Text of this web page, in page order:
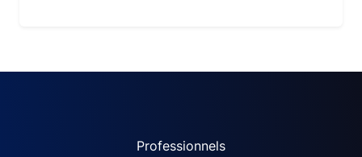
Professionnels